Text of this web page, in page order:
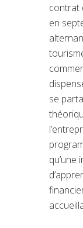
contrat
en
se